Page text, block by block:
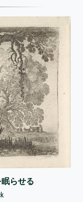
らせる